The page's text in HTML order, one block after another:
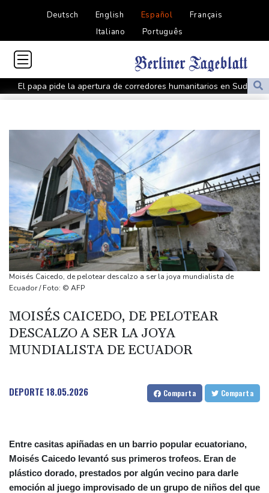
Deutsch English Español
Français
Italiano
Português
El papa pide la apertura de corredores humanitarios en Sudán
Evacuaciones y vuelos cancelados en China por llegada del tifón
Al menos cinco muertos en Ucrania y Rusia tras nueva ola de
ataques cruzados
Irán afirma que Ormuz seguirá bloqueado hasta que EEUU
acepte "todas" sus condiciones
La fiebre del oro transforma vidas y paisajes en Afganistán
Irán plantea condiciones para la reapertura del estrecho de
Ormuz
Evacuaciones y vuelos cancelados en China al acercarse el tifón
Dolphin
Llega Messi a Argentina para despedir a su padre Jorge tras su
La FIFA contraataca y denuncia "un esfuerzo concertado para
socavar a su presidente"
Erupción del Etna obliga a suspender llegadas a un aeropuerto
Moisés Caicedo, de pelotear descalzo a ser la joya mundialista de
Ecuador / Foto: © AFP
MOISÉS CAICEDO, DE PELOTEAR
DESCALZO A SER LA JOYA
MUNDIALISTA DE ECUADOR
DEPORTE18.05.2026 Comparta Comparta
Entre casitas apiñadas en un barrio popular ecuatoriano,
Moisés Caicedo levantó sus primeros trofeos. Eran de
plástico dorado, prestados por algún vecino para darle
emoción al juego improvisado de un grupo de niños del que